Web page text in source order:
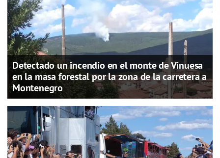
Detectado un incendio en el monte de Vinuesa
en la masa forestal por la zona de la carretera a
Montenegro